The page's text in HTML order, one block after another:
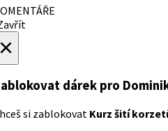
dárek pro
si zablokovat Kurz šití